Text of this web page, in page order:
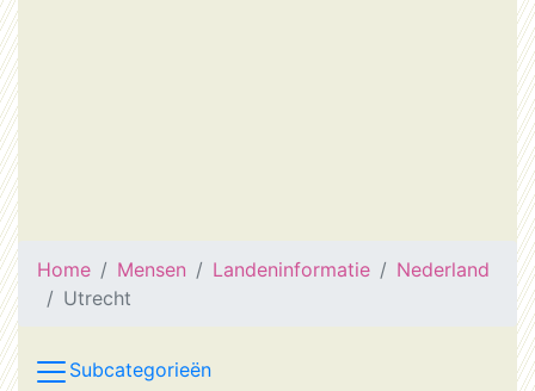
Home Mensen Landeninformatie
Nederland
Utrecht
Subcategorieën